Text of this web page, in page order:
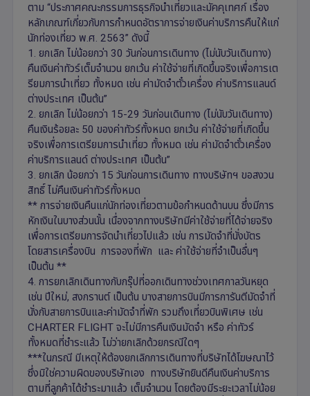
ตาม “ประกาศคณะกรรมการธุรกิจนำเที่ยวและมัคคุเทศก์ เรื่อง
หลักเกณฑ์เกี่ยวกับการกำหนดอัตราการจ่ายเงินค่าบริการคืนให้แก่
นักท่องเที่ยว พ.ศ. 2563” ดังนี้
1. ยกเลิก ไม่น้อยกว่า 30 วันก่อนการเดินทาง (ไม่นับวันเดินทาง)
คืนเงินค่าทัวร์เต็มจำนวน ยกเว้น ค่าใช้จ่ายที่เกิดขึ้นจริงเพื่อการเต
รียมการนำเที่ยว ทั้งหมด เช่น ค่ามัดจำตั๋วเครื่อง ค่าบริการแลนด์
ต่างประเทศ เป็นต้น”
2. ยกเลิก ไม่น้อยกว่า 15-29 วันก่อนเดินทาง (ไม่นับวันเดินทาง)
คืนเงินร้อยละ 50 ของค่าทัวร์ทั้งหมด ยกเว้น ค่าใช้จ่ายที่เกิดขึ้น
จริงเพื่อการเตรียมการนำเที่ยว ทั้งหมด เช่น ค่ามัดจำตั๋วเครื่อง
ค่าบริการแลนด์ ต่างประเทศ เป็นต้น”
3. ยกเลิก น้อยกว่า 15 วันก่อนการเดินทาง ทางบริษัทฯ ขอสงวน
สิทธิ์ ไม่คืนเงินค่าทัวร์ทั้งหมด
** การจ่ายเงินคืนแก่นักท่องเที่ยวตามข้อกำหนดด้านบน ซึ่งมีการ
หักเงินในบางส่วนนั้น เนื่องจากทางบริษัทมีค่าใช้จ่ายที่ได้จ่ายจริง
เพื่อการเตรียมการจัดนำเที่ยวไปแล้ว เช่น การมัดจำที่นั่งบัตร
โดยสารเครื่องบิน การจองที่พัก และ ค่าใช้จ่ายที่จำเป็นอื่นๆ
เป็นต้น **
4. การยกเลิกเดินทางกับกรุ๊ปที่ออกเดินทางช่วงเทศกาลวันหยุด
เช่น ปีใหม่, สงกรานต์ เป็นต้น บางสายการบินมีการการันตีมัดจำที่
นั่งกับสายการบินและค่ามัดจำที่พัก รวมถึงเที่ยวบินพิเศษ เช่น
CHARTER FLIGHT จะไม่มีการคืนเงินมัดจำ หรือ ค่าทัวร์
ทั้งหมดที่ชำระแล้ว ไม่ว่ายกเลิกด้วยกรณีใดๆ
***ในกรณี มีเหตุให้ต้องยกเลิกการเดินทางที่บริษัทได้โฆษณาไว้
ซึ่งมิใช่ความผิดของบริษัทเอง ทางบริษัทยินดีคืนเงินค่าบริการ
ตามที่ลูกค้าได้ชำระมาแล้ว เต็มจำนวน โดยต้องมีระยะเวลาไม่น้อย